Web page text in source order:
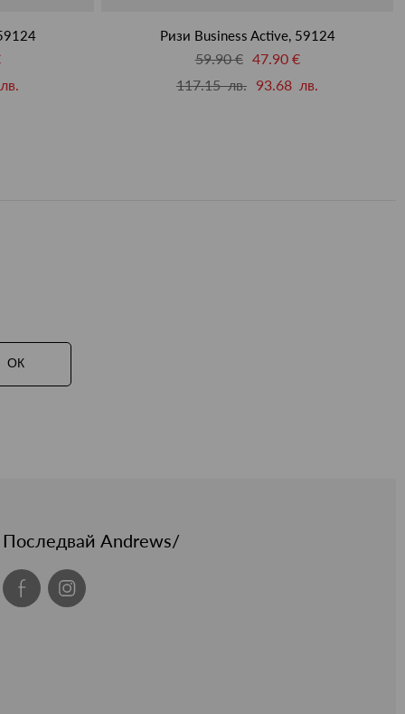
Ризи Business Active, 59124
59.90 € 47.90 €
117.15 лв. 93.68 лв.
ОК
Последвай Andrews/